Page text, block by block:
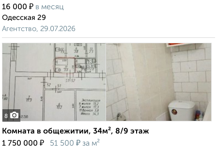
16 000 ₽ в месяц
Одесская 29
Агентство, 29.07.2026
8
Комната в общежитии, 34м², 8/9 этаж
1 750 000 ₽ 51 500 ₽ за м²